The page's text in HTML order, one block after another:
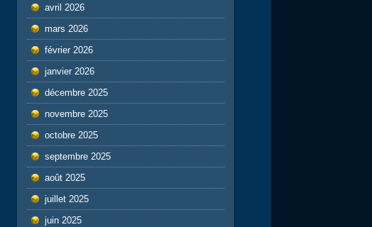
avril 2026
mars 2026
février 2026
janvier 2026
décembre 2025
novembre 2025
octobre 2025
septembre 2025
août 2025
juillet 2025
juin 2025